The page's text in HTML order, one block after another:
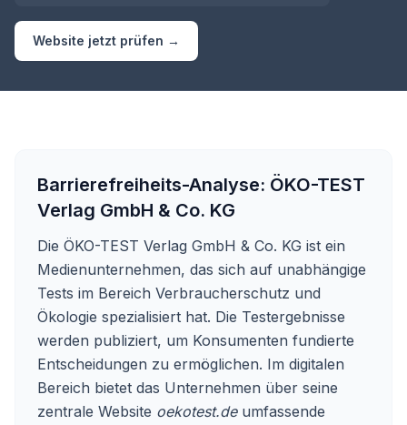
Website jetzt prüfen →
Barrierefreiheits-Analyse: ÖKO-TEST
Verlag GmbH & Co. KG
Die ÖKO-TEST Verlag GmbH & Co. KG ist ein
Medienunternehmen, das sich auf unabhängige
Tests im Bereich Verbraucherschutz und
Ökologie spezialisiert hat. Die Testergebnisse
werden publiziert, um Konsumenten fundierte
Entscheidungen zu ermöglichen. Im digitalen
Bereich bietet das Unternehmen über seine
zentrale Website oekotest.deumfassende